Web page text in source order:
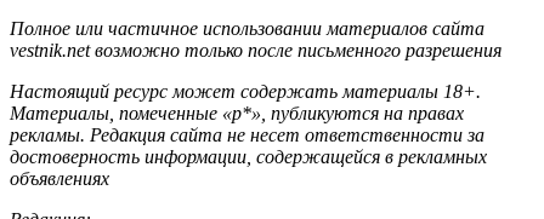
Полное или частичное использовании материалов сайта
vestnik.net возможно только после письменного разрешения
Настоящий ресурс может содержать материалы 18+.
Материалы, помеченные «р*», публикуются на правах
рекламы. Редакция сайта не несет ответственности за
достоверность информации, содержащейся в рекламных
объявлениях